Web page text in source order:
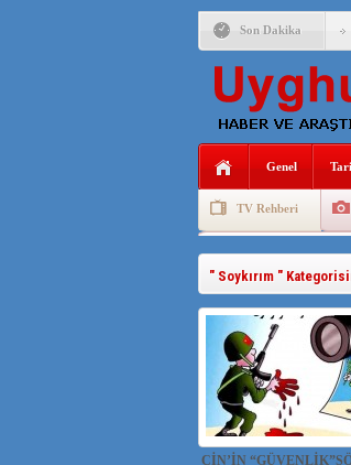
Son Dakika
Genel
TV Rehberi
Uygurlarda Düğün
" Soykırım "
ÇİN’İN